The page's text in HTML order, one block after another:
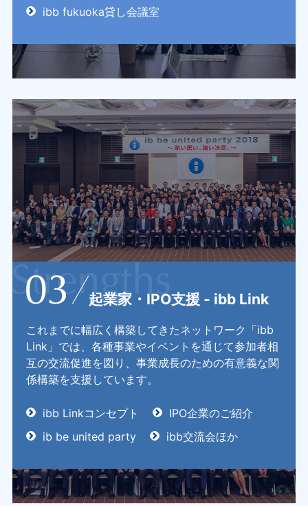
ibb fukuoka貸し会議室
起業家・IPO支援 - ibb Link
これまでに幅広く構築してきたネットワーク「ibb
Link」では、各種事業やイベントを通じて参加者相
互の交流促進を図り、事業成長のための有意義な関
係構築を支援しています。
ibb Linkコンセプト
IPO企業のご紹介
ib be united party
ibb交流会ほか